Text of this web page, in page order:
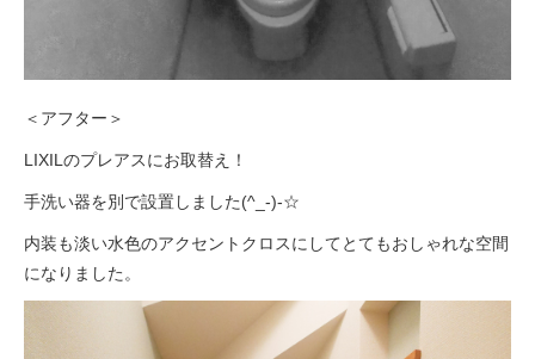
＜アフター＞
LIXILのプレアスにお取替え！
手洗い器を別で設置しました(^_-)-☆
内装も淡い水色のアクセントクロスにしてとてもおしゃれな空間
になりました。